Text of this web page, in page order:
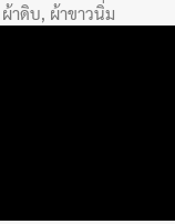
าดิบ, ผ้าขาวนิ่ม